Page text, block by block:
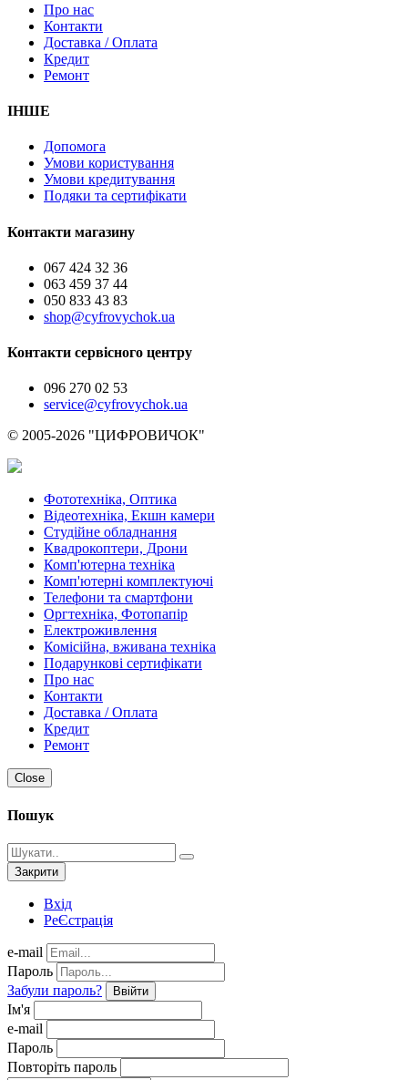
Про нас
Контакти
Доставка / Оплата
Кредит
Ремонт
ІНШЕ
Допомога
Умови користування
Умови кредитування
Подяки та сертифікати
Контакти магазину
067 424 32 36
063 459 37 44
050 833 43 83
shop@cyfrovychok.ua
Контакти сервісного центру
096 270 02 53
service@cyfrovychok.ua
© 2005-2026 "ЦИФРОВИЧОК"
Фототехніка, Оптика
Відеотехніка, Екшн камери
Студійне обладнання
Квадрокоптери, Дрони
Комп'ютерна техніка
Комп'ютерні комплектуючі
Телефони та смартфони
Оргтехніка, Фотопапір
Електроживлення
Комісійна, вживана техніка
Подарункові сертифікати
Про нас
Контакти
Доставка / Оплата
Кредит
Ремонт
Close
Пошук
Закрити
Вхід
РеЄстрація
e-mail
Пароль
Забули пароль?
Ввійти
Ім'я
e-mail
Пароль
Повторіть пароль